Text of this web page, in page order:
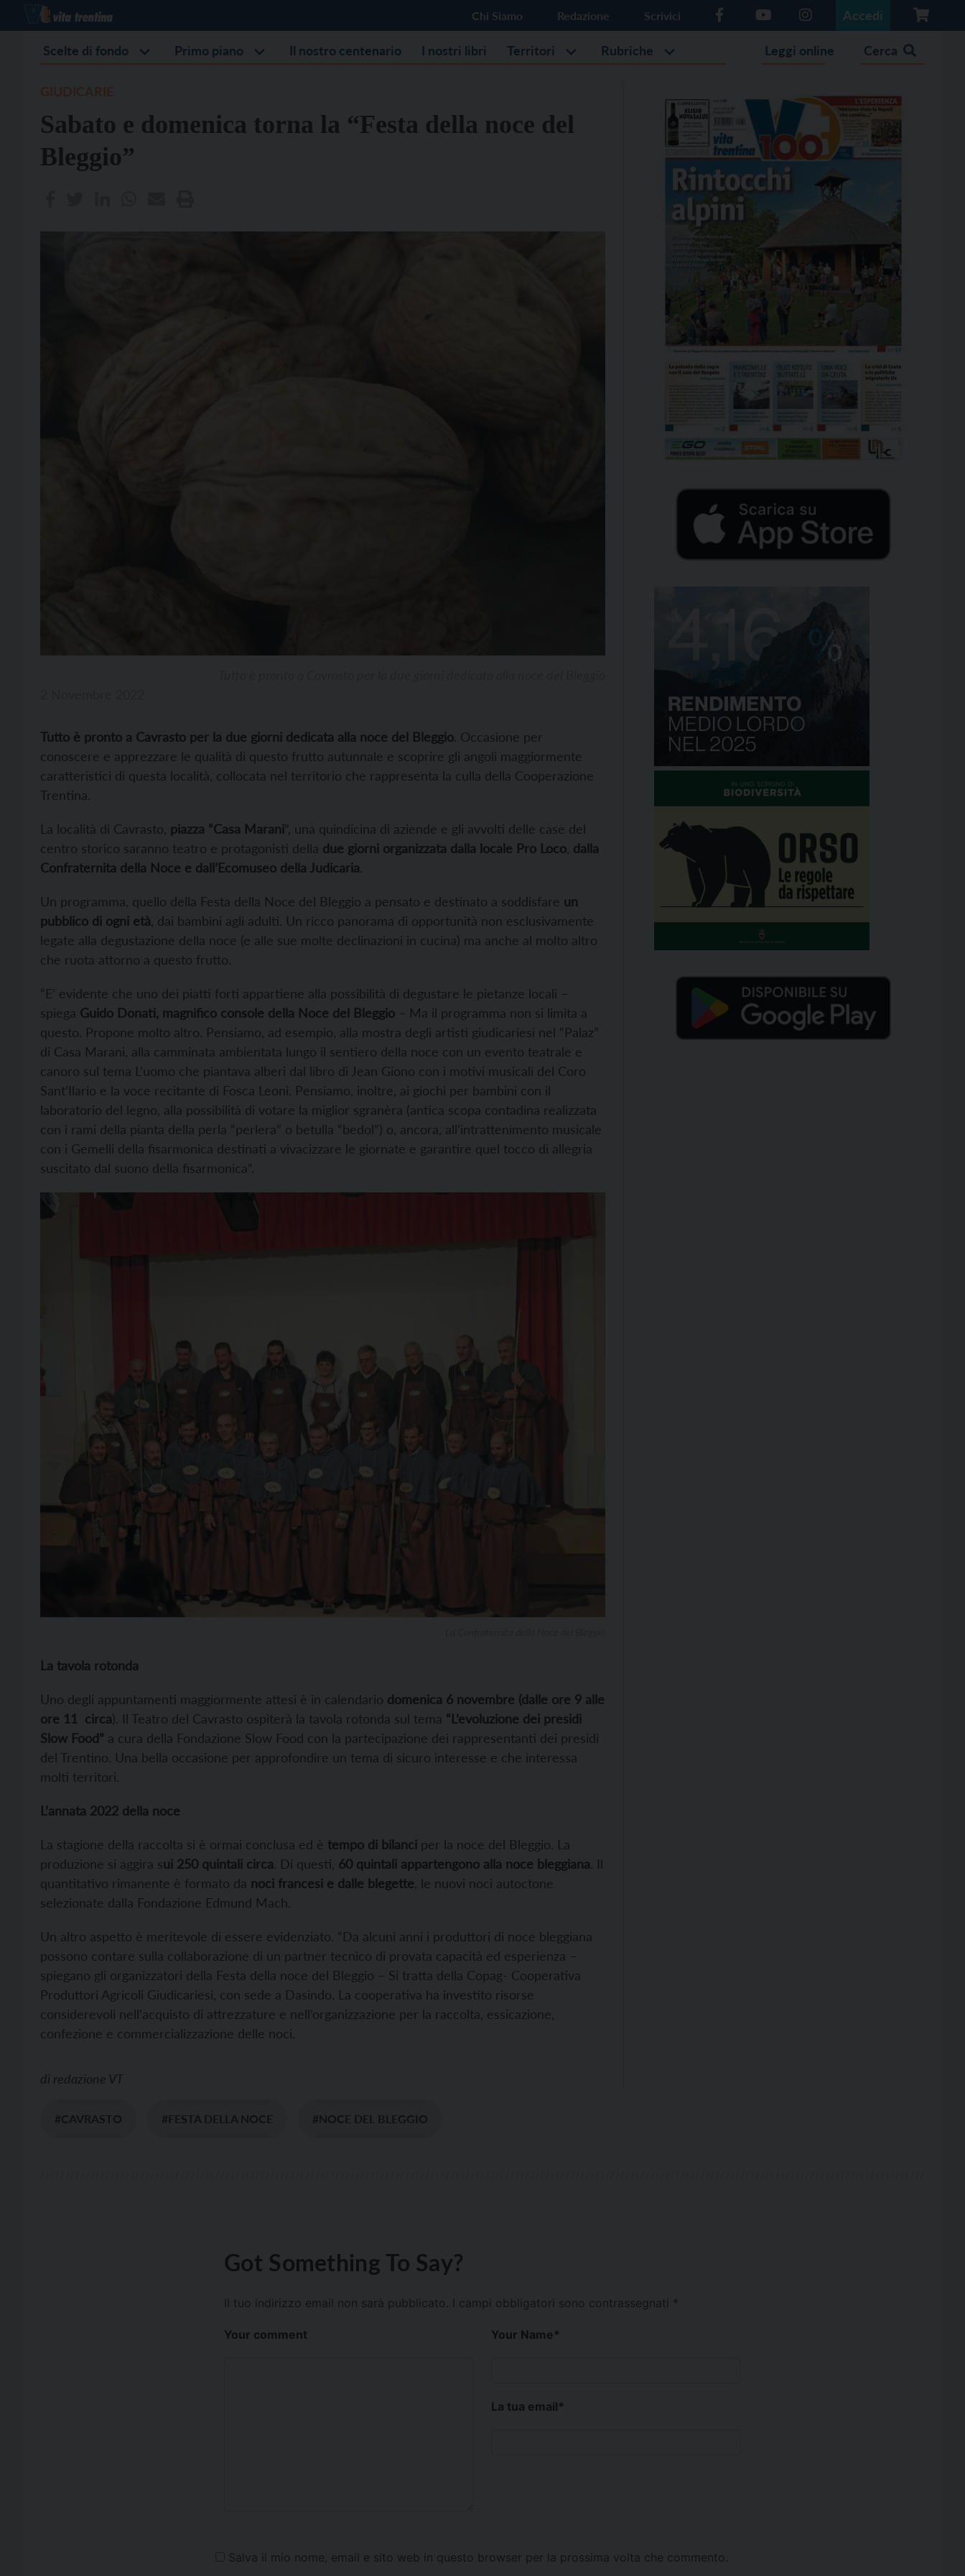
Chi Siamo Redazione Scrivici Accedi
Scelte di fondo Primo piano Il nostro centenario I nostri libri Territori Rubriche Leggi online Cerca
Sabato e domenica torna la “Festa della noce del
Bleggio”
Tutto è pronto a Cavrasto per la due giorni dedicata alla noce del Bleggio. Occasione per
conoscere e apprezzare le qualità di questo frutto autunnale e scoprire gli angoli maggiormente
caratteristici di questa località, collocata nel territorio che rappresenta la culla della Cooperazione
Trentina.
La località di Cavrasto, piazza “Casa Marani”, una quindicina di aziende e gli avvolti delle case del
centro storico saranno teatro e protagonisti della due giorni organizzata dalla locale Pro Loco, dalla
Confraternita della Noce e dall’Ecomuseo della Judicaria.
Un programma, quello della Festa della Noce del Bleggio a pensato e destinato a soddisfare un
pubblico di ogni età, dai bambini agli adulti. Un ricco panorama di opportunità non esclusivamente
legate alla degustazione della noce (e alle sue molte declinazioni in cucina) ma anche al molto altro
che ruota attorno a questo frutto.
“E’ evidente che uno dei piatti forti appartiene alla possibilità di degustare le pietanze locali –
spiega Guido Donati, magnifico console della Noce del Bleggio – Ma il programma non si limita a
questo. Propone molto altro. Pensiamo, ad esempio, alla mostra degli artisti giudicariesi nel “Palaz”
di Casa Marani, alla camminata ambientata lungo il sentiero della noce con un evento teatrale e
canoro sul tema L’uomo che piantava alberi dal libro di Jean Giono con i motivi musicali del Coro
Sant’Ilario e la voce recitante di Fosca Leoni. Pensiamo, inoltre, ai giochi per bambini con il
laboratorio del legno, alla possibilità di votare la miglior sgranèra (antica scopa contadina realizzata
con i rami della pianta della perla “perlera” o betulla “bedol”) o, ancora, all’intrattenimento musicale
con i Gemelli della fisarmonica destinati a vivacizzare le giornate e garantire quel tocco di allegria
suscitato dal suono della fisarmonica”.
La tavola rotonda
Uno degli appuntamenti maggiormente attesi è in calendario domenica 6 novembre (dalle ore 9 alle
ore 11 circa). Il Teatro del Cavrasto ospiterà la tavola rotonda sul tema “L’evoluzione dei presidi
Slow Food” a cura della Fondazione Slow Food con la partecipazione dei rappresentanti dei presidi
del Trentino. Una bella occasione per approfondire un tema di sicuro interesse e che interessa
molti territori.
L’annata 2022 della noce
La stagione della raccolta si è ormai conclusa ed è tempo di bilanci per la noce del Bleggio. La
produzione si aggira sui 250 quintali circa. Di questi, 60 quintali appartengono alla noce bleggiana. Il
quantitativo rimanente è formato da noci francesi e dalle blegette , le nuovi noci autoctone
selezionate dalla Fondazione Edmund Mach.
Un altro aspetto è meritevole di essere evidenziato. “Da alcuni anni i produttori di noce bleggiana
possono contare sulla collaborazione di un partner tecnico di provata capacità ed esperienza –
spiegano gli organizzatori della Festa della noce del Bleggio – Si tratta della Copag- Cooperativa
Produttori Agricoli Giudicariesi, con sede a Dasindo. La cooperativa ha investito risorse
considerevoli nell’acquisto di attrezzature e nell’organizzazione per la raccolta, essicazione,
confezione e commercializzazione delle noci.
di redazione VT
#CAVRASTO #FESTA DELLA NOCE #NOCE DEL BLEGGIO
Got Something To Say?
Il tuo indirizzo email non sarà pubblicato. I campi obbligatori sono contrassegnati *
Your comment Your Name*
La tua email*
Salva il mio nome, email e sito web in questo browser per la prossima volta che commento.